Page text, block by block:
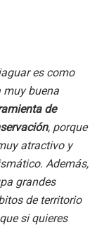
es como
muy buena
de
, porque
atractivo y
Además,
grandes
de territorio
si quieres